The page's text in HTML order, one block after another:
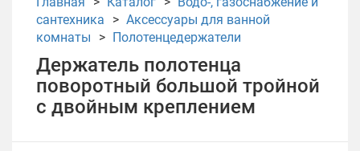
сантехника
Аксессуары для ванной
комнаты
Полотенцедержатели
Держатель полотенца
поворотный большой тройной
с двойным креплением